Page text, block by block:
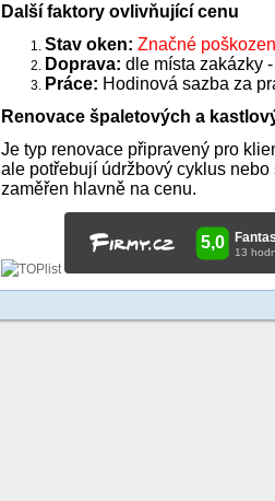
Další faktory ovlivňující cenu
Stav oken: Značné
Doprava: dle místa zakázky
Práce: Hodinová sazba za
Renovace špaletových a
Je typ renovace připravený pro
ale potřebují údržbový cyklus
zaměřen hlavně na cenu.